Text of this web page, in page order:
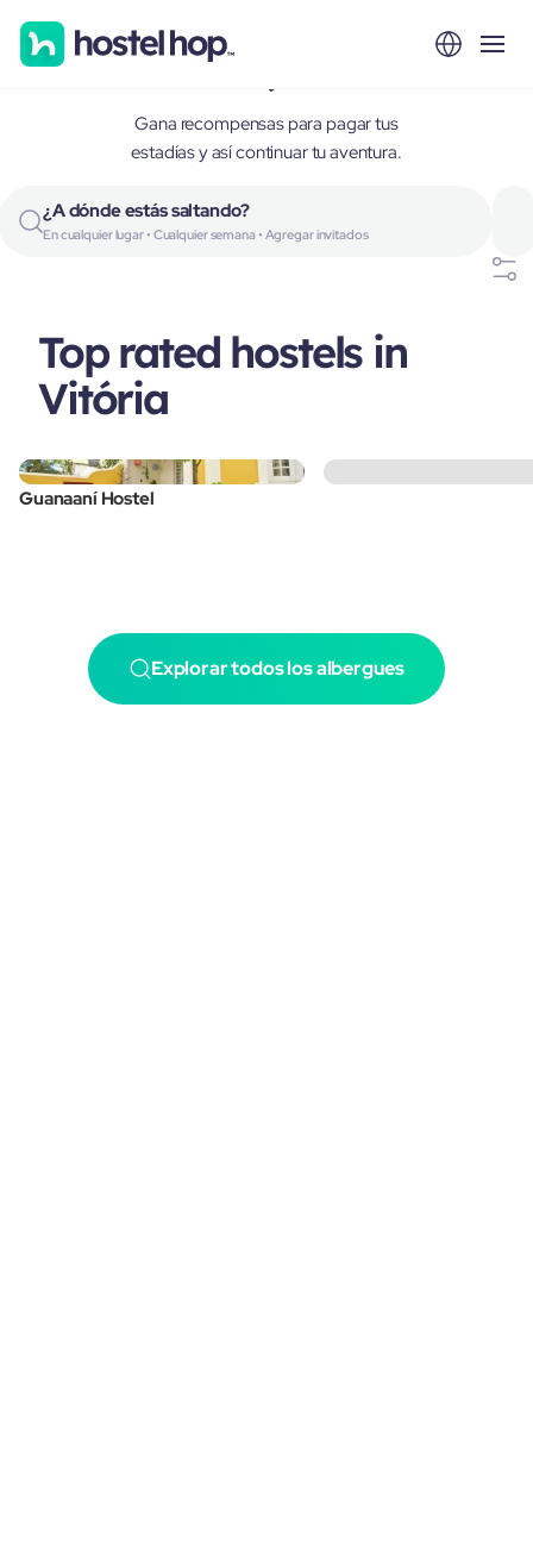
Vitória, Brazil
Gana recompensas para pagar tus
estadías y así continuar tu aventura.
¿A dónde estás saltando?
En cualquier lugar • Cualquier semana • Agregar invitados
Top rated hostels in
Vitória
Guanaaní Hostel
Explorar todos los albergues